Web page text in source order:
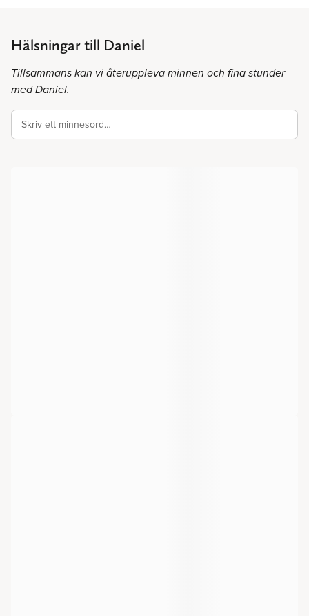
Hälsningar till Daniel
Tillsammans kan vi återuppleva minnen och fina stunder
med Daniel.
Skriv ett minnesord…